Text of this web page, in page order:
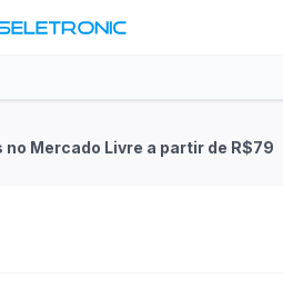
no Mercado Livre a partir de R$79